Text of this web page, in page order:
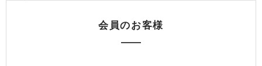
会員のお客様